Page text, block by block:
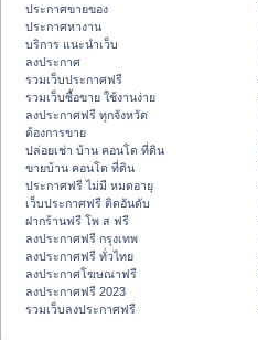
ประกาศขายของ
ประกาศหางาน
บริการ แนะนำเว็บ
ลงประกาศ
รวมเว็บประกาศฟรี
รวมเว็บซื้อขาย ใช้งานง่าย
ลงประกาศฟรี ทุกจังหวัด
ต้องการขาย
ปล่อยเช่า บ้าน คอนโด ที่ดิน
ขายบ้าน คอนโด ที่ดิน
ประกาศฟรี ไม่มี หมดอายุ
เว็บประกาศฟรี ติดอันดับ
ฝากร้านฟรี โพ ส ฟรี
ลงประกาศฟรี กรุงเทพ
ลงประกาศฟรี ทั่วไทย
ลงประกาศโฆษณาฟรี
ลงประกาศฟรี 2023
รวมเว็บลงประกาศฟรี